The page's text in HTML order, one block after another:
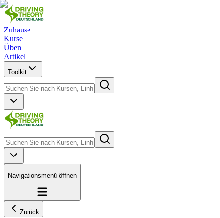
Zuhause
Kurse
Üben
Artikel
Toolkit
Navigationsmenü öffnen
Zurück